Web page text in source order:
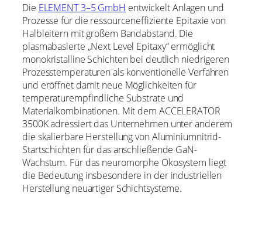
Die ELEMENT 3–5 GmbH entwickelt Anlagen und
Prozesse für die ressourceneffiziente Epitaxie von
Halbleitern mit großem Bandabstand. Die
plasmabasierte „Next Level Epitaxy“ ermöglicht
monokristalline Schichten bei deutlich niedrigeren
Prozesstemperaturen als konventionelle Verfahren
und eröffnet damit neue Möglichkeiten für
temperaturempfindliche Substrate und
Materialkombinationen. Mit dem ACCELERATOR
3500K adressiert das Unternehmen unter anderem
die skalierbare Herstellung von Aluminiumnitrid-
Startschichten für das anschließende GaN-
Wachstum. Für das neuromorphe Ökosystem liegt
die Bedeutung insbesondere in der industriellen
Herstellung neuartiger Schichtsysteme.